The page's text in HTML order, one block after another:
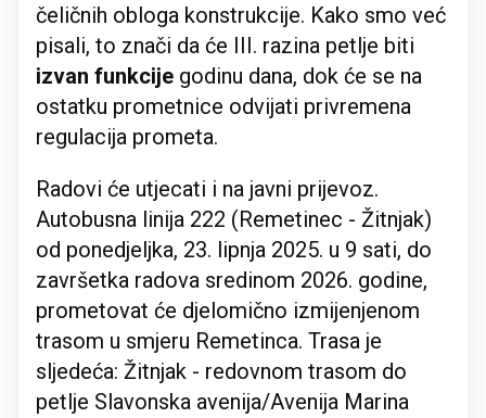
čeličnih obloga konstrukcije. Kako smo već
pisali, to znači da će III. razina petlje biti
izvan funkcije godinu dana, dok će se na
ostatku prometnice odvijati privremena
regulacija prometa.
Radovi će utjecati i na javni prijevoz.
Autobusna linija 222 (Remetinec - Žitnjak)
od ponedjeljka, 23. lipnja 2025. u 9 sati, do
završetka radova sredinom 2026. godine,
prometovat će djelomično izmijenjenom
trasom u smjeru Remetinca. Trasa je
sljedeća: Žitnjak - redovnom trasom do
petlje Slavonska avenija/Avenija Marina